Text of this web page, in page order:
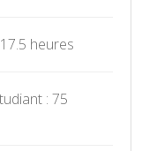
heures
: 75